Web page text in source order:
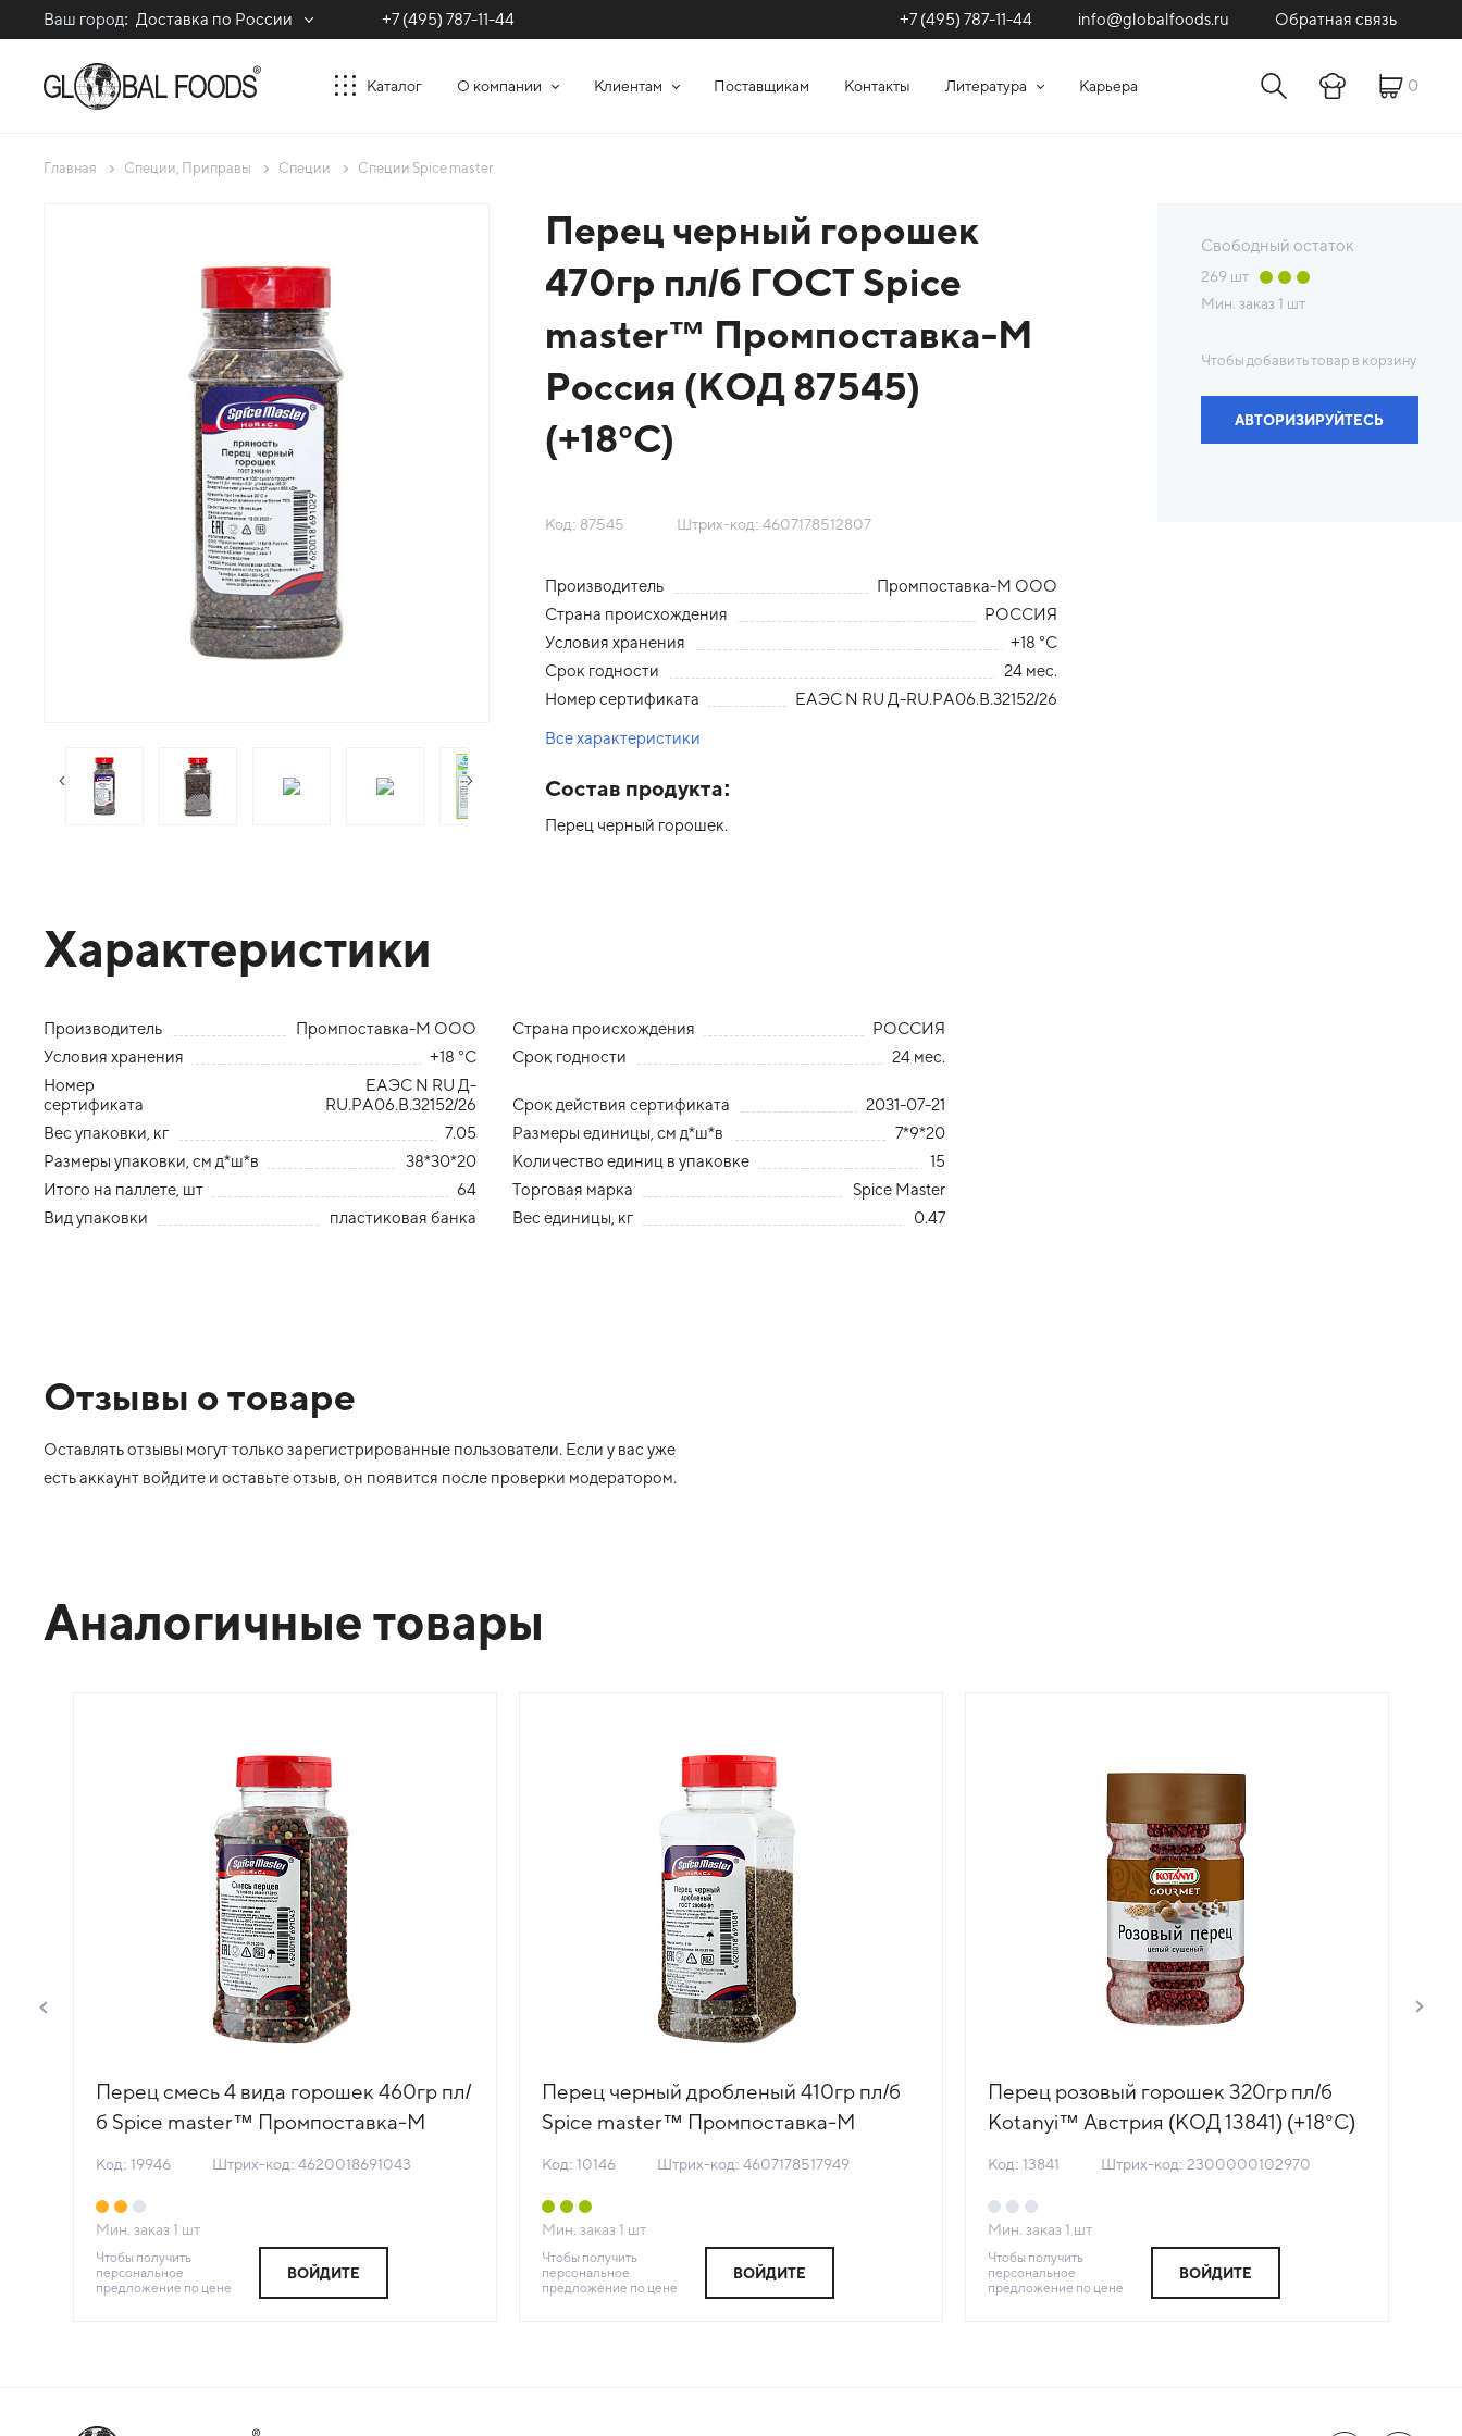
Ваш город: Доставка по России +7 (495) 787-11-44 +7 (495) 787-11-44 info@globalfoods.ru Обратная связь
Каталог О компании Клиентам Поставщикам Контакты Литература Карьера 0
Главная Специи, Приправы Специи Специи Spice master
следующий слайд предыдущий слайд
Перец черный горошек
470гр пл/б ГОСТ Spice
master™ Промпоставка-М
Россия (КОД 87545)
(+18°С)
Код: 87545 Штрих-код: 4607178512807
Производитель
Промпоставка-М ООО
Страна происхождения
РОССИЯ
Условия хранения
+18 °С
Срок годности
24 мес.
Номер сертификата
ЕАЭС N RU Д-RU.РА06.В.32152/26
Все характеристики
Состав продукта:
Перец черный горошек.
Характеристики
Производитель Промпоставка-М ООО Страна происхождения
РОССИЯ
Условия хранения
+18 °С Срок годности
24 мес.
Номер
сертификата
ЕАЭС N RU Д-
RU.РА06.В.32152/26
Срок действия сертификата
2031-07-21
Вес упаковки, кг
7.05 Размеры единицы, см д*ш*в
7*9*20
Размеры упаковки, см д*ш*в
38*30*20 Количество единиц в упаковке
15
Итого на паллете, шт
64 Торговая марка
Spice Master
Вид упаковки
пластиковая банка Вес единицы, кг 0.47
Отзывы о товаре
Оставлять отзывы могут только зарегистрированные пользователи. Если у вас уже
есть аккаунт войдите и оставьте отзыв, он появится после проверки модератором.
Свободный остаток
269шт
Мин. заказ 1 шт
Чтобы добавить товар в корзину
АВТОРИЗИРУЙТЕСЬ
Аналогичные товары
Перец смесь 4 вида горошек 460гр пл/
б Spice master™ Промпоставка-М
Код: 19946 Штрих-код: 4620018691043
Мин. заказ 1 шт
Чтобы получить
персональное
предложение по цене
ВОЙДИТЕ
Перец черный дробленый 410гр пл/б
Spice master™ Промпоставка-М
Код: 10146 Штрих-код: 4607178517949
Мин. заказ 1 шт
Чтобы получить
персональное
предложение по цене
ВОЙДИТЕ
Перец розовый горошек 320гр пл/б
Kotanyi™ Австрия (КОД 13841) (+18°С)
Код: 13841 Штрих-код: 2300000102970
Мин. заказ 1 шт
Чтобы получить
персональное
предложение по цене
ВОЙДИТЕ